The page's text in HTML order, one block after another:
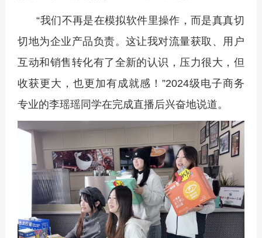
“我们不再是在模拟软件里操作，而是真真切
切地为企业产品负责。这让我对流量获取、用户
互动和销售转化有了全新的认识，压力很大，但
收获更大，也更加有成就感！”2024级电子商务
专业的李瑶瑶同学在完成直播后兴奋地说道。